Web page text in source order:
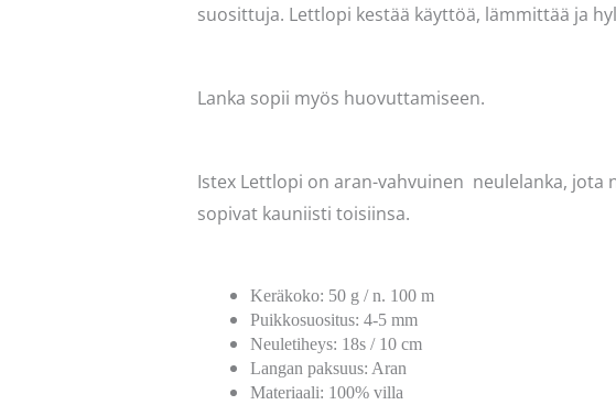
suosittuja. Lettlopi kestää käyttöä, lämmittää ja
Lanka sopii myös huovuttamiseen.
Istex Lettlopi on aran-vahvuinen neulelanka, jota
sopivat kauniisti toisiinsa.
Keräkoko: 50 g / n. 100 m
Puikkosuositus: 4-5 mm
Neuletiheys: 18s / 10 cm
Langan paksuus: Aran
Materiaali: 100% villa